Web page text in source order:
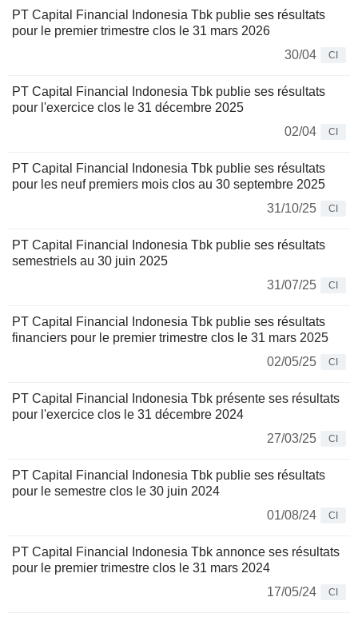
PT Capital Financial Indonesia Tbk publie ses résultats
pour le premier trimestre clos le 31 mars 2026
30/04
CI
PT Capital Financial Indonesia Tbk publie ses résultats
pour l'exercice clos le 31 décembre 2025
02/04
CI
PT Capital Financial Indonesia Tbk publie ses résultats
pour les neuf premiers mois clos au 30 septembre 2025
31/10/25
CI
PT Capital Financial Indonesia Tbk publie ses résultats
semestriels au 30 juin 2025
31/07/25
CI
PT Capital Financial Indonesia Tbk publie ses résultats
financiers pour le premier trimestre clos le 31 mars 2025
02/05/25
CI
PT Capital Financial Indonesia Tbk présente ses résultats
pour l'exercice clos le 31 décembre 2024
27/03/25
CI
PT Capital Financial Indonesia Tbk publie ses résultats
pour le semestre clos le 30 juin 2024
01/08/24
CI
PT Capital Financial Indonesia Tbk annonce ses résultats
pour le premier trimestre clos le 31 mars 2024
17/05/24
CI